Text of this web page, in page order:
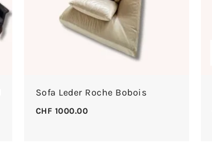
Sofa Leder Roche Bobois
CHF 1000.00